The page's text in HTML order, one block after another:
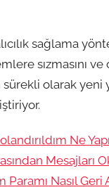
sağlama
sızmasını
olarak yeni
Ne
Mesajları
Paramı Nasıl